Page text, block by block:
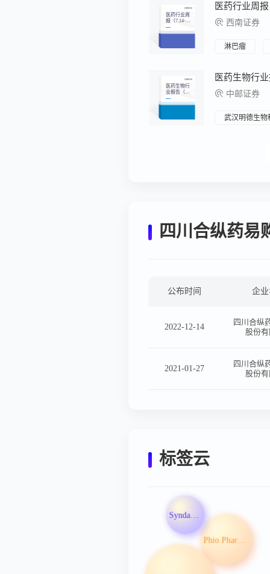
行业确定性
提高
医药行业周
报（7.14-7.1
8）：建议
精选低位个
医药行业周
西南证券
淋巴瘤
医药生物行
业报告（20
25.07.07-202
5.07.11）：
中邮证券
武汉明德生物
四川合纵药易
公布时间 企
2022-12-14
四川合纵
股份
2021-01-27
四川合纵
股份
标签云
Phio Pharmaceuticals Corp
Syndax Pharmaceuticals Inc